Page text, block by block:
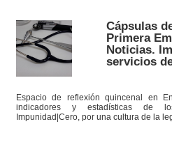
Cápsulas
Primera
Noticias.
servicios
Espacio de reflexión quincenal en
indicadores y estadísticas de
Impunidad|Cero, por una cultura de la